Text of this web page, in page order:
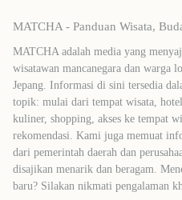
MATCHA - Panduan Wisata,
MATCHA adalah media yang
wisatawan mancanegara dan warga
Jepang. Informasi di sini tersedia
topik: mulai dari tempat wisata,
kuliner, shopping, akses ke tempat
rekomendasi. Kami juga memuat
dari pemerintah daerah dan
disajikan menarik dan beragam.
baru? Silakan nikmati pengalaman